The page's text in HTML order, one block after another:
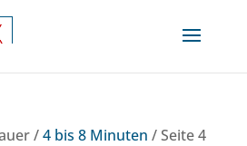
/4 bis 8 Minuten / Seite 4